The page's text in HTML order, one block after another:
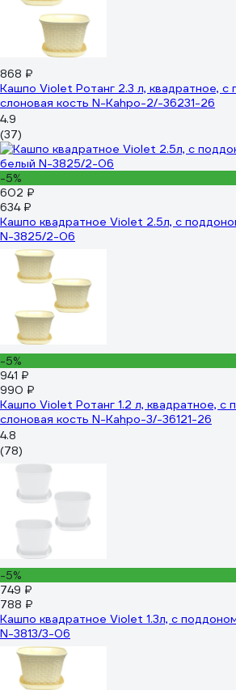
868 ₽
Кашпо Violet Ротанг 2.3 л, квадратное, с
слоновая кость N-Kahpo-2/-36231-26
4.9
(37)
-5%
602 ₽
634 ₽
Кашпо квадратное Violet 2.5л, с
N-3825/2-06
-5%
941 ₽
990 ₽
Кашпо Violet Ротанг 1.2 л, квадратное, с
слоновая кость N-Kahpo-3/-36121-26
4.8
(78)
-5%
749 ₽
788 ₽
Кашпо квадратное Violet 1.3л, с
N-3813/3-06